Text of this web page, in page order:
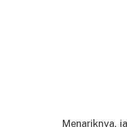
Menariknya,